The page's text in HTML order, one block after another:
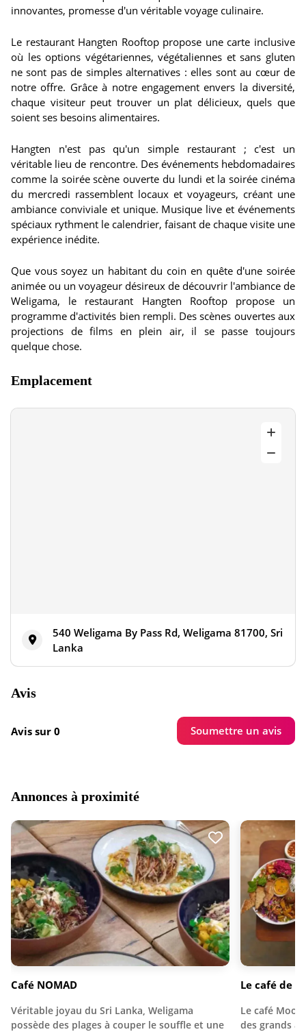
innovantes, promesse d'un véritable voyage culinaire.
Le restaurant Hangten Rooftop propose une carte inclusive
où les options végétariennes, végétaliennes et sans gluten
ne sont pas de simples alternatives : elles sont au cœur de
notre offre. Grâce à notre engagement envers la diversité,
chaque visiteur peut trouver un plat délicieux, quels que
soient ses besoins alimentaires.
Hangten n'est pas qu'un simple restaurant ; c'est un
véritable lieu de rencontre. Des événements hebdomadaires
comme la soirée scène ouverte du lundi et la soirée cinéma
du mercredi rassemblent locaux et voyageurs, créant une
ambiance conviviale et unique. Musique live et événements
spéciaux rythment le calendrier, faisant de chaque visite une
expérience inédite.
Que vous soyez un habitant du coin en quête d'une soirée
animée ou un voyageur désireux de découvrir l'ambiance de
Weligama, le restaurant Hangten Rooftop propose un
programme d'activités bien rempli. Des scènes ouvertes aux
projections de films en plein air, il se passe toujours
quelque chose.
Emplacement
540 Weligama By Pass Rd, Weligama 81700, Sri
Lanka
Avis
Avis sur 0 Soumettre un avis
Annonces à proximité
Café NOMAD
Véritable joyau du Sri Lanka, Weligama
possède des plages à couper le souffle et une
Le café de
Le café
des grands